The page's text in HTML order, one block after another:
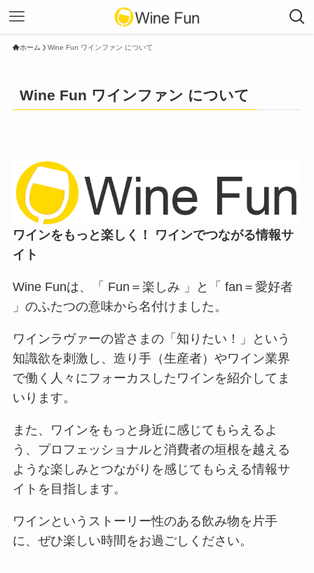
ホーム Wine Fun ワインファン について
Wine Fun ワインファン について
ワインをもっと楽しく！ ワインでつながる情報サ
イト
Wine Funは、「 Fun＝楽しみ 」と「 fan＝愛好者
」のふたつの意味から名付けました。
ワインラヴァーの皆さまの「知りたい！」という
知識欲を刺激し、造り手（生産者）やワイン業界
で働く人々にフォーカスしたワインを紹介してま
いります。
また、ワインをもっと身近に感じてもらえるよ
う、プロフェッショナルと消費者の垣根を越える
ような楽しみとつながりを感じてもらえる情報サ
イトを目指します。
ワインというストーリー性のある飲み物を片手
に、ぜひ楽しい時間をお過ごしください。